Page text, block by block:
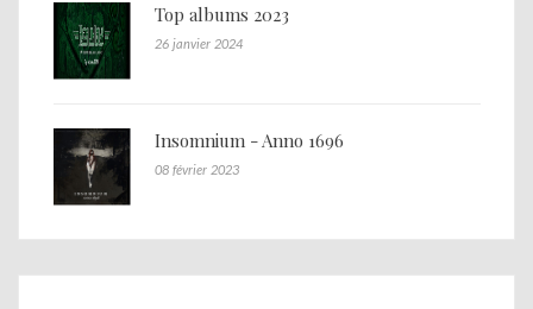
Top albums 2023
26 janvier 2024
Insomnium - Anno 1696
08 février 2023